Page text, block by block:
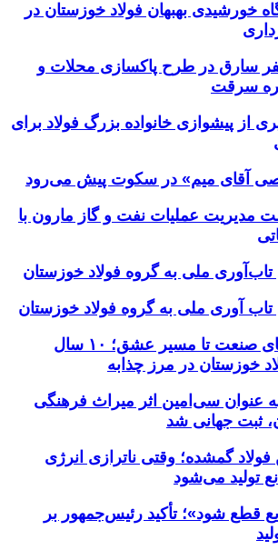
خورشیدی بهبهان فولاد خوزستان در
۸ نفر سارق در طرح پاکسازی محلات و
از پیشوازی خانواده بزرگ فولاد برای
آقای میم» در سکوت پیش می‌رود
مدیریت عملیات نفت و گاز مارون با
تاب‌آوری ملی به گروه فولاد خوزستان
تاب آوری ملی به گروه فولاد خوزستان
از چرخ‌دنده‌های صنعت تا مسیر عشق؛ ۱۰ سال
خوزستان در مرز چذابه
عنوان سی‌امین اثر میراث‌ فرهنگی
ثبت جهانی شد
فولاد گمشده؛ وقتی ناترازی انرژی
تولید می‌شود
قطع شود»؛ تأکید رئیس‌جمهور بر